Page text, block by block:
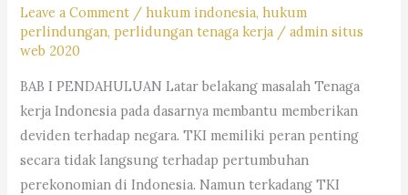
Leave a Comment /hukum indonesia,hukum
perlindungan,perlidungan tenaga kerja /admin situs
web 2020
BAB I PENDAHULUAN Latar belakang masalah Tenaga
kerja Indonesia pada dasarnya membantu memberikan
deviden terhadap negara. TKI memiliki peran penting
secara tidak langsung terhadap pertumbuhan
perekonomian di Indonesia. Namun terkadang TKI